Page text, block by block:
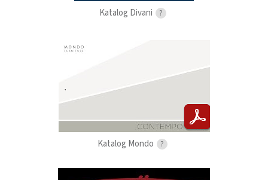
Katalog Divani ?
Katalog Mondo ?